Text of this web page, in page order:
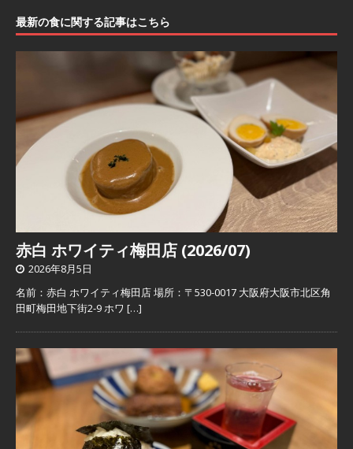
最新の食に関する記事はこちら
赤白 ホワイティ梅田店 (2026/07)
2026年8月5日
名前：赤白 ホワイティ梅田店 場所：〒530-0017 大阪府大阪市北区角
田町梅田地下街2-9 ホワ […]